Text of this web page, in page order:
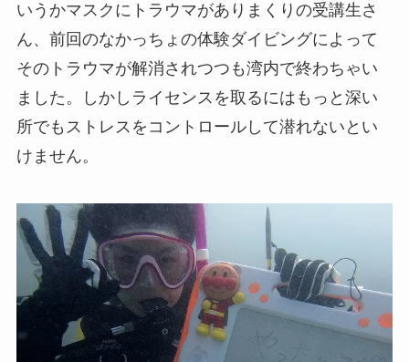
いうかマスクにトラウマがありまくりの受講生さ
ん、前回のなかっちょの体験ダイビングによって
そのトラウマが解消されつつも湾内で終わちゃい
ました。しかしライセンスを取るにはもっと深い
所でもストレスをコントロールして潜れないとい
けません。